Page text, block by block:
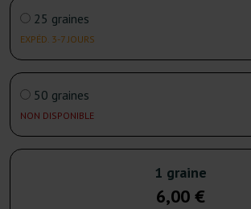
25 graines
EXPÉD. 3-7 JOURS
50 graines
NON DISPONIBLE
1 graine
6,00 €